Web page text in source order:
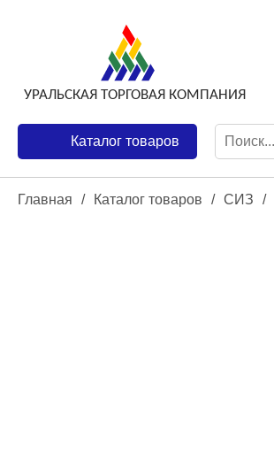
Каталог товаров
Главная / Каталог товаров / СИЗ /